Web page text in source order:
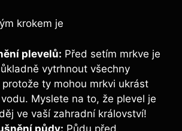
krokem je
plevelů: Před setím mrkve je
vytrhnout všechny
protože ty mohou mrkvi ukrást
Myslete na to, že plevel je
ve vaší zahradní království!
půdy: Půdu před